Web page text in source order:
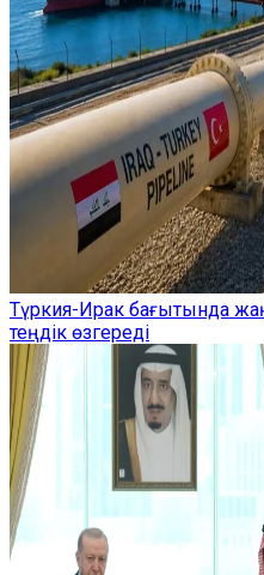
Түркия-Ирак бағытында
теңдік өзгереді